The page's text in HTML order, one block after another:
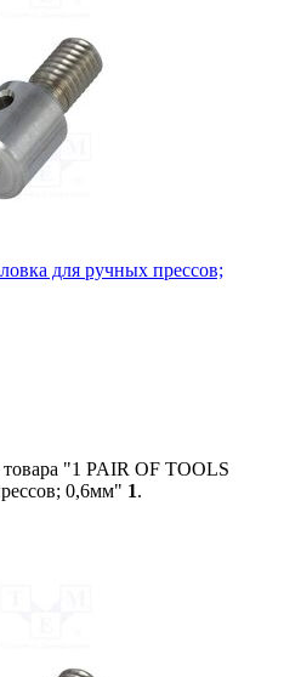
для ручных прессов;
"1 PAIR OF TOOLS
0,6мм" 1.